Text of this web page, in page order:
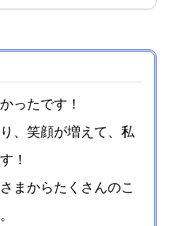
ったです！
、笑顔が増えて、私
！
まからたくさんのこ